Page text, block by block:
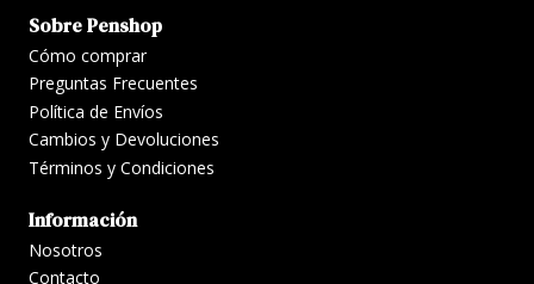
Sobre Penshop
Cómo comprar
Preguntas Frecuentes
Política de Envíos
Cambios y Devoluciones
Términos y Condiciones
Información
Nosotros
Contacto